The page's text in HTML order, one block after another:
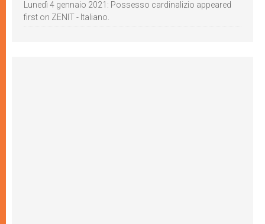
Lunedì 4 gennaio 2021: Possesso cardinalizio appeared
first on ZENIT - Italiano.